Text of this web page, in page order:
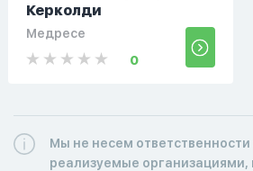
Керколди
Медресе
0
Мы не несем ответственности
реализуемые